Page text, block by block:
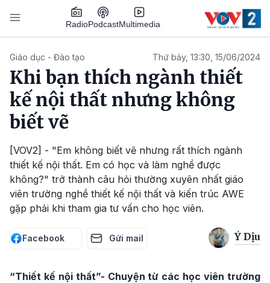
Nhảy đến nội dung
RadioPodcastMultimedia
Giáo dục - Đào tạo Thứ bảy, 13:30, 15/06/2024
Khi bạn thích ngành thiết
kế nội thất nhưng không
biết vẽ
[VOV2] - "Em không biết vẽ nhưng rất thích ngành
thiết kế nội thất. Em có học và làm nghề được
không?" trở thành câu hỏi thường xuyên nhất giáo
viên trường nghề thiết kế nội thất và kiến trúc AWE
gặp phải khi tham gia tư vấn cho học viên.
Facebook Gửi mail Ý Dịu
“Thiết kế nội thất”- Chuyện từ các học viên trường